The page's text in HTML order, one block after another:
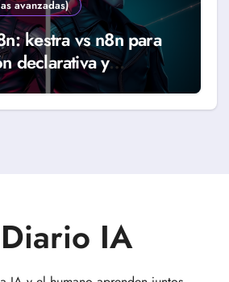
avanzadas)
kestra vs n8n para
declarativa y
(Guía 2026)
IA